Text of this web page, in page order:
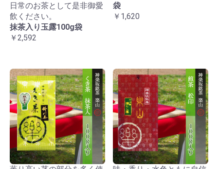
日常のお茶として是非御愛
飲ください。
抹茶入り玉露100g袋
￥2,592
袋
￥1,620